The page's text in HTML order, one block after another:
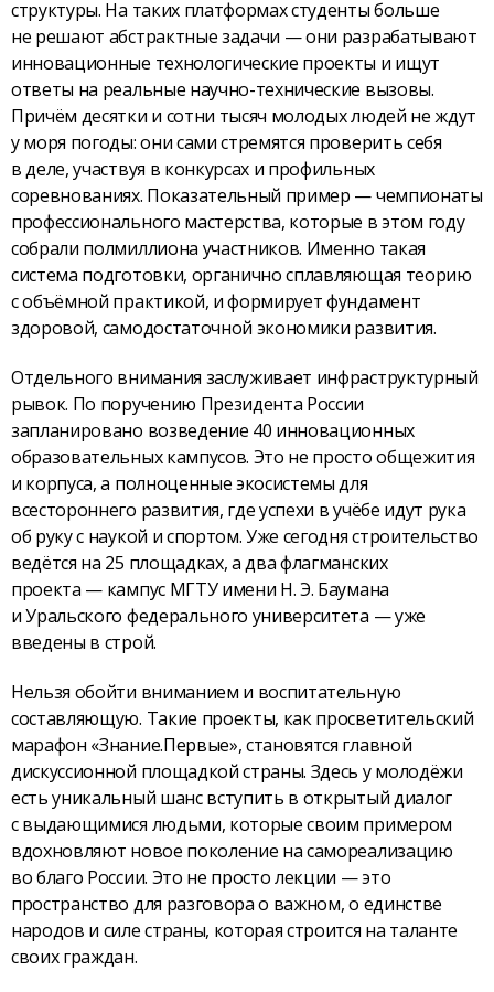
структуры. На таких платформах студенты больше
не решают абстрактные задачи — они разрабатывают
инновационные технологические проекты и ищут
ответы на реальные научно-технические вызовы.
Причём десятки и сотни тысяч молодых людей не ждут
у моря погоды: они сами стремятся проверить себя
в деле, участвуя в конкурсах и профильных
соревнованиях. Показательный пример — чемпионаты
профессионального мастерства, которые в этом году
собрали полмиллиона участников. Именно такая
система подготовки, органично сплавляющая теорию
с объёмной практикой, и формирует фундамент
здоровой, самодостаточной экономики развития.
Отдельного внимания заслуживает инфраструктурный
рывок. По поручению Президента России
запланировано возведение 40 инновационных
образовательных кампусов. Это не просто общежития
и корпуса, а полноценные экосистемы для
всестороннего развития, где успехи в учёбе идут рука
об руку с наукой и спортом. Уже сегодня строительство
ведётся на 25 площадках, а два флагманских
проекта — кампус МГТУ имени Н. Э. Баумана
и Уральского федерального университета — уже
введены в строй.
Нельзя обойти вниманием и воспитательную
составляющую. Такие проекты, как просветительский
марафон «Знание.Первые», становятся главной
дискуссионной площадкой страны. Здесь у молодёжи
есть уникальный шанс вступить в открытый диалог
с выдающимися людьми, которые своим примером
вдохновляют новое поколение на самореализацию
во благо России. Это не просто лекции — это
пространство для разговора о важном, о единстве
народов и силе страны, которая строится на таланте
своих граждан.